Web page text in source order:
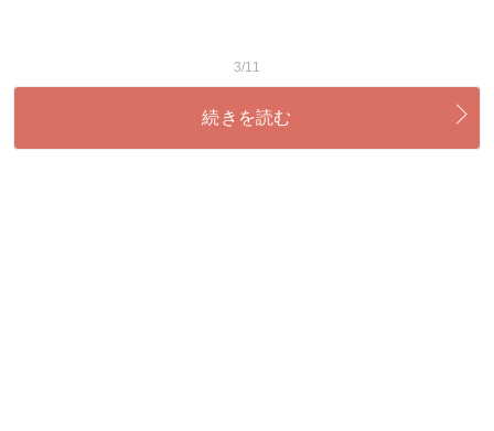
3/11
続きを読む